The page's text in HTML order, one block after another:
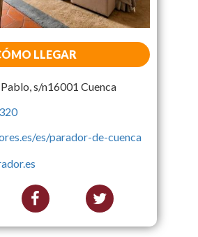
LLEGAR
s/n16001 Cuenca
es/parador-de-cuenca